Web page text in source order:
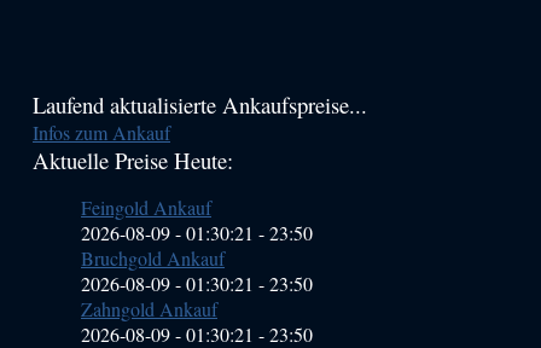
Haupt-
Sidebar
Laufend aktualisierte Ankaufspreise...
Infos zum Ankauf
Aktuelle Preise Heute:
Feingold Ankauf
2026-08-09 - 01:30:21 -23:50
Bruchgold Ankauf
2026-08-09 - 01:30:21 -23:50
Zahngold Ankauf
2026-08-09 - 01:30:21 -23:50